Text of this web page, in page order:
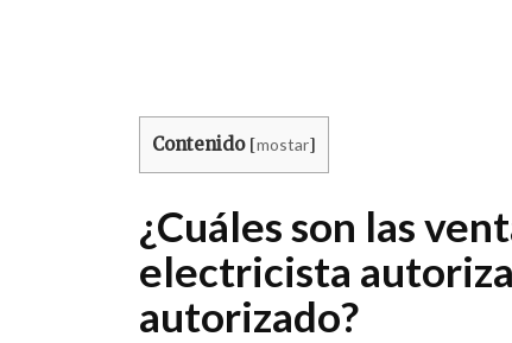
Contenido [mostar]
¿Cuáles son las
electricista
autorizado?